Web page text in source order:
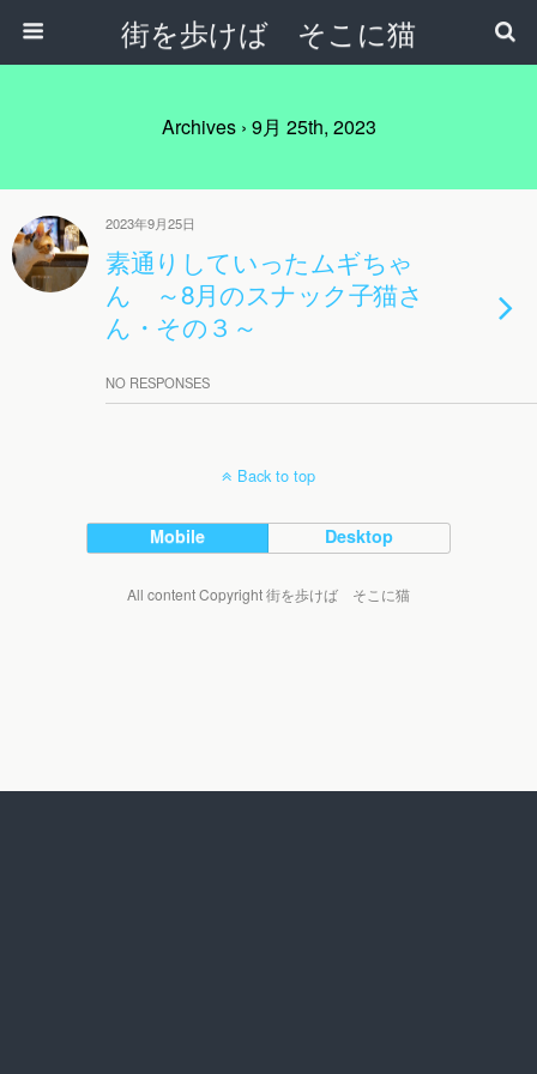
街を歩けば そこに猫
Archives › 9月 25th, 2023
2023年9月25日
素通りしていったムギちゃ
ん ～8月のスナック子猫さ
ん・その３～
NO RESPONSES
Back to top
Mobile Desktop
All content Copyright 街を歩けば そこに猫